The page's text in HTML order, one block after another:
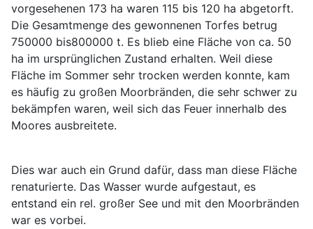
vorgesehenen 173 ha waren 115 bis 120 ha abgetorft.
Die Gesamtmenge des gewonnenen Torfes betrug
750000 bis800000 t. Es blieb eine Fläche von ca. 50
ha im ursprünglichen Zustand erhalten. Weil diese
Fläche im Sommer sehr trocken werden konnte, kam
es häufig zu großen Moorbränden, die sehr schwer zu
bekämpfen waren, weil sich das Feuer innerhalb des
Moores ausbreitete.
Dies war auch ein Grund dafür, dass man diese Fläche
renaturierte. Das Wasser wurde aufgestaut, es
entstand ein rel. großer See und mit den Moorbränden
war es vorbei.